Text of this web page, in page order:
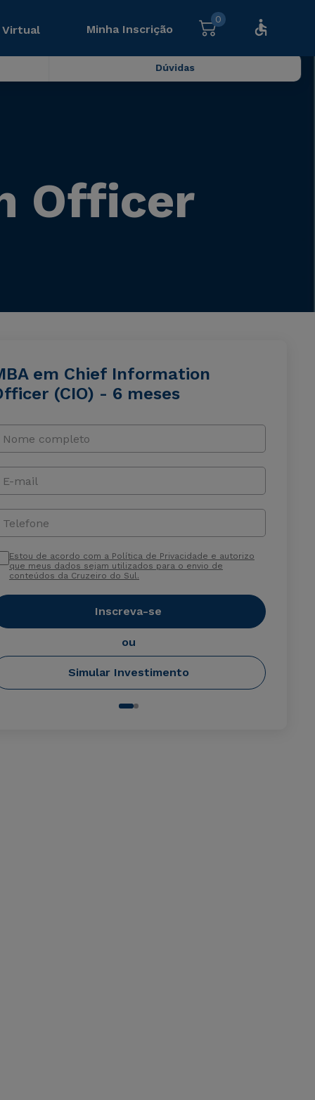
Virtual Minha Inscrição
0
Dúvidas
Officer
em Chief Information
(CIO) - 6 meses
Nome completo
E-mail
Telefone
Estou de acordo com a Política de Privacidade e autorizo
que meus dados sejam utilizados para o envio de
conteúdos da Cruzeiro do Sul.
Inscreva-se
ou
Simular Investimento